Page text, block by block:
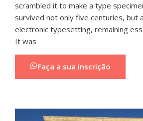
scrambled it to make a type
survived not only five centuries, but
electronic typesetting, remaining
It was
Faça a sua inscrição